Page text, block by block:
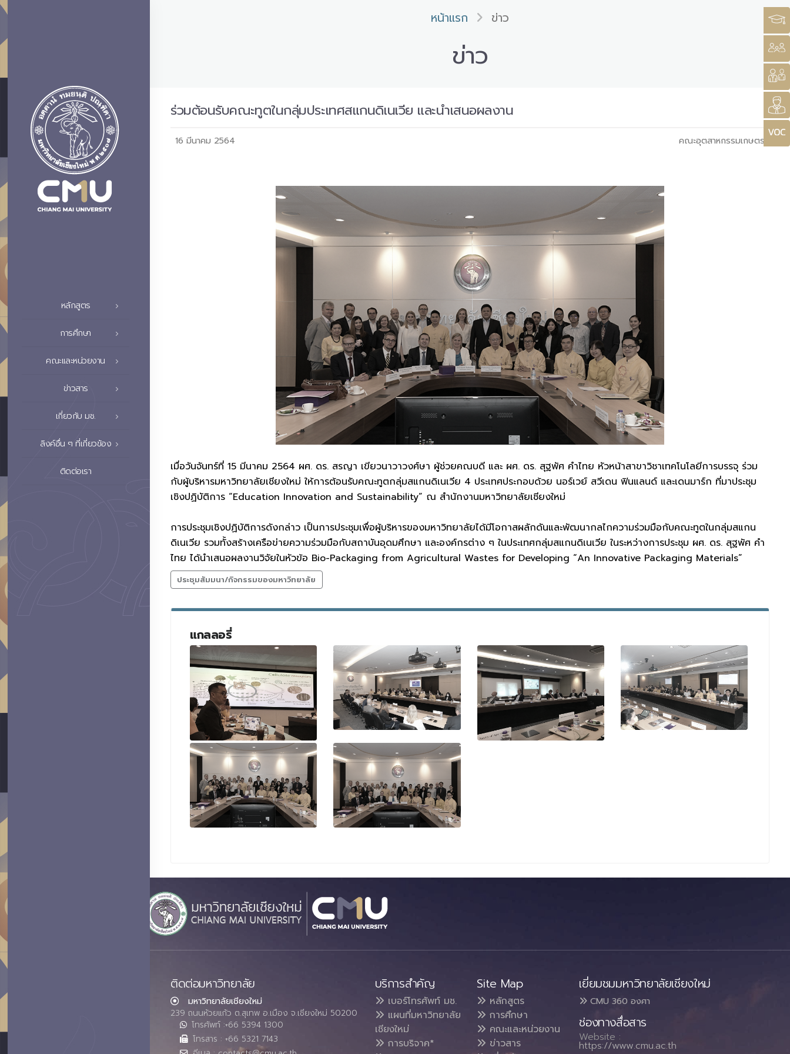
หลักสูตร
การศึกษา
คณะและหน่วยงาน
ข่าวสาร
เกี่ยวกับ มช.
ลิงค์อื่น ๆ ที่เกี่ยวข้อง
ติดต่อเรา
หน้าแรก ข่าว
ข่าว
ร่วมต้อนรับคณะทูตในกลุ่มประเทศสแกนดิเนเวีย และนำเสนอผลงาน
16 มีนาคม 2564 คณะอุตสาหกรรมเกษตร
เมื่อวันจันทร์ที่ 15 มีนาคม 2564 ผศ. ดร. สรญา เขียวนาวาวงศ์ษา ผู้ช่วยคณบดี และ ผศ. ดร. สุฐพัศ คำไทย หัวหน้าสาขาวิชาเทคโนโลยีการบรรจุ ร่วม
กับผู้บริหารมหาวิทยาลัยเชียงใหม่ ให้การต้อนรับคณะทูตกลุ่มสแกนดิเนเวีย 4 ประเทศประกอบด้วย นอร์เวย์ สวีเดน ฟินแลนด์ และเดนมาร์ก ที่มาประชุม
เชิงปฏิบัติการ “Education Innovation and Sustainability” ณ สำนักงานมหาวิทยาลัยเชียงใหม่
การประชุมเชิงปฏิบัติการดังกล่าว เป็นการประชุมเพื่อผู้บริหารของมหาวิทยาลัยได้มีโอกาสผลักดันและพัฒนากลไกความร่วมมือกับคณะทูตในกลุ่มสแกน
ดิเนเวีย รวมทั้งสร้างเครือข่ายความร่วมมือกับสถาบันอุดมศึกษา และองค์กรต่าง ๆ ในประเทศกลุ่มสแกนดิเนเวีย ในระหว่างการประชุม ผศ. ดร. สุฐพัศ คำ
ไทย ได้นำเสนอผลงานวิจัยในหัวข้อ Bio-Packaging from Agricultural Wastes for Developing “An Innovative Packaging Materials”
ประชุมสัมมนา/กิจกรรมของมหาวิทยาลัย
แกลลอรี่
ติดต่อมหาวิทยาลัย
มหาวิทยาลัยเชียงใหม่
239 ถนนห้วยแก้ว ต.สุเทพ อ.เมือง จ.เชียงใหม่ 50200
โทรศัพท์ :+66 5394 1300
โทรสาร : +66 5321 7143
บริการสำคัญ
เบอร์โทรศัพท์ มช.
แผนที่มหาวิทยาลัย
เชียงใหม่
การบริจาค*
Site Map
หลักสูตร
การศึกษา
คณะและหน่วยงาน
ข่าวสาร
เยี่ยมชมมหาวิทยาลัยเชียงใหม่
CMU 360 องศา
ช่องทางสื่อสาร
Website :
https://www.cmu.ac.th